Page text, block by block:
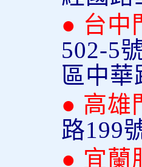
● 台中
502-5
區中華
● 高雄
路199
● 宜蘭